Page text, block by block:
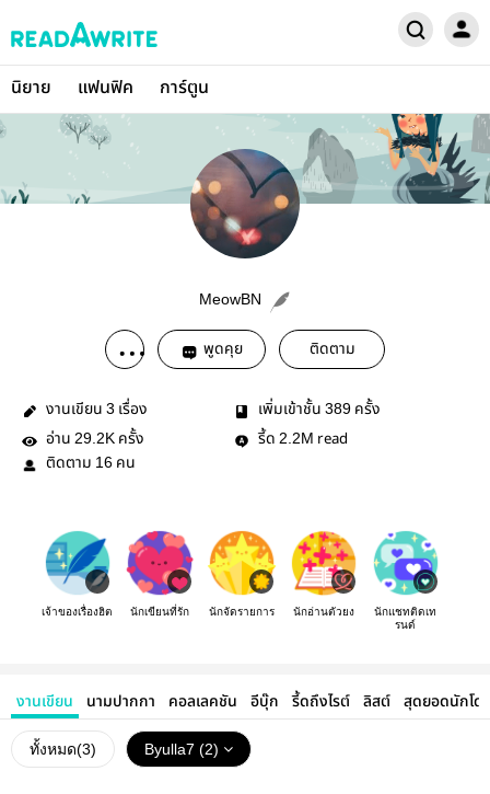
นิยาย แฟนฟิค การ์ตูน
MeowBN
พูดคุย ติดตาม
งานเขียน 3 เรื่อง เพิ่มเข้าชั้น 389 ครั้ง
อ่าน 29.2K ครั้ง รี้ด 2.2M read
ติดตาม 16 คน
เจ้าของเรื่องฮิต นักเขียนที่รัก นักจัดรายการ นักอ่านตัวยง
นักแชทติดเท
รนด์
งานเขียน นามปากกา คอลเลคชัน อีบุ๊ก รี้ดถึงไรต์ ลิสต์ สุดยอดนักโด
ทั้งหมด(3) Byulla7 (2)